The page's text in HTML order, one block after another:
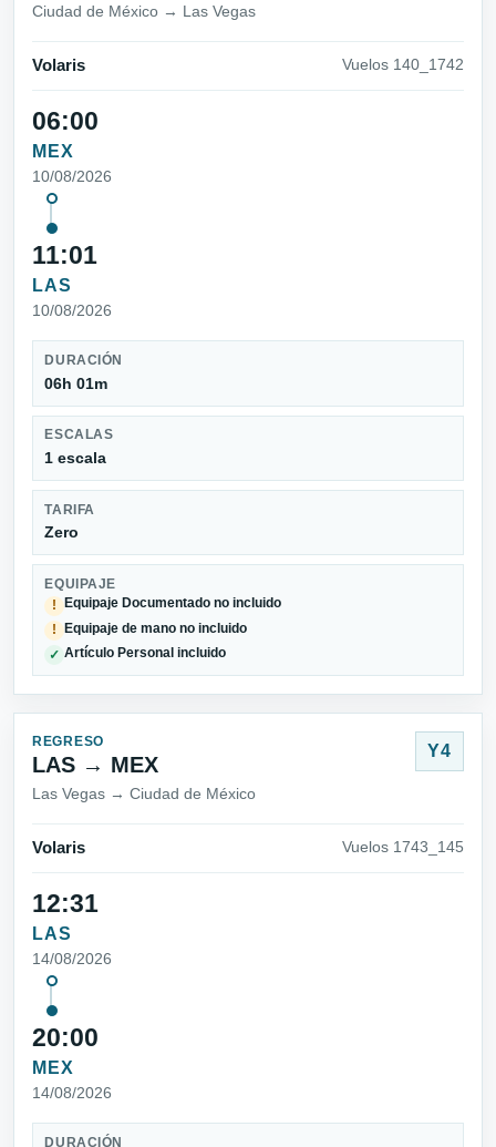
Ciudad de México → Las Vegas
Volaris Vuelos 140_1742
06:00
MEX
10/08/2026
11:01
LAS
10/08/2026
DURACIÓN
06h 01m
ESCALAS
1 escala
TARIFA
Zero
EQUIPAJE
!
Equipaje Documentado no incluido
! Equipaje de mano no incluido
✓ Artículo Personal incluido
REGRESO
LAS → MEX
Las Vegas → Ciudad de México
Y4
Volaris Vuelos 1743_145
12:31
LAS
14/08/2026
20:00
MEX
14/08/2026
DURACIÓN